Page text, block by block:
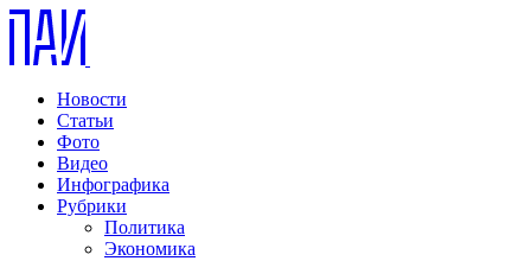
Новости
Статьи
Фото
Видео
Инфографика
Рубрики
Политика
Экономика